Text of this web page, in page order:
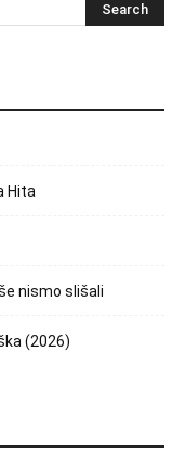
Hita
nismo slišali
(2026)